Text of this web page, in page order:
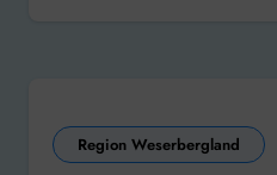
Region Weserbergland